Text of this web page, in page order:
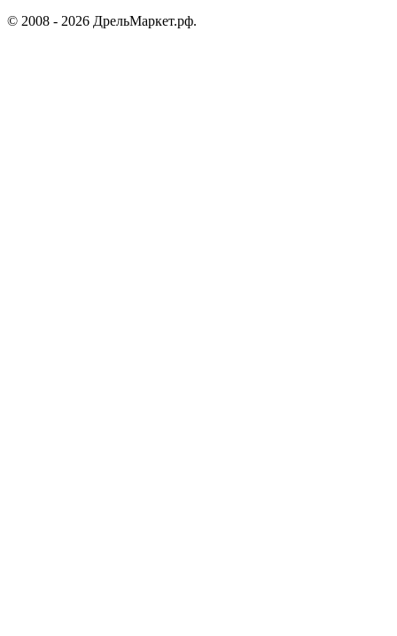
© 2008 - 2026 ДрельМаркет.рф.